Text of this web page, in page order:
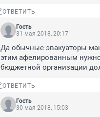
ОТВЕТИТЬ
Гость
31 мая 2018, 20:17
Да обычные эвакуаторы
этим афелированным нужно
бюджетной организации
ОТВЕТИТЬ
Гость
30 мая 2018, 15:03